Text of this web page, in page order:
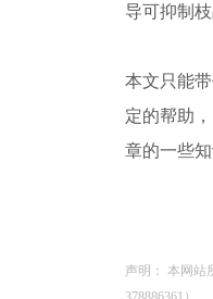
导可抑制
本文只能
定的帮助
章的一些知
声明： 本网站